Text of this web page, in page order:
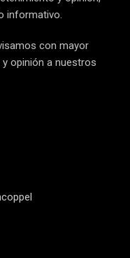
informativo.
con mayor
opinión a nuestros